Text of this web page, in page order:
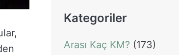
Kategoriler
Arası Kaç KM? (173)